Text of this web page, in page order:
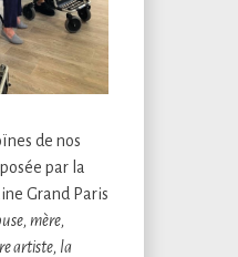
de nos
par la
Grand Paris
mère,
artiste, la